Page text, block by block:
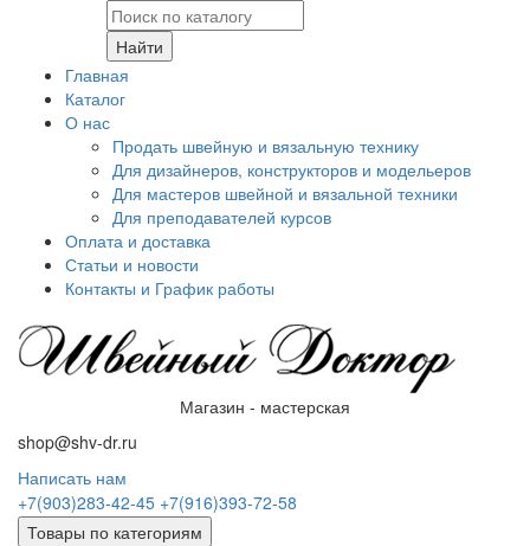
Найти
Главная
Каталог
О нас
Продать швейную и вязальную технику
Для дизайнеров, конструкторов и модельеров
Для мастеров швейной и вязальной техники
Для преподавателей курсов
Оплата и доставка
Статьи и новости
Контакты и График работы
Магазин - мастерская
shop@shv-dr.ru
Написать нам
+7(903)283-42-45 +7(916)393-72-58
Товары по категориям